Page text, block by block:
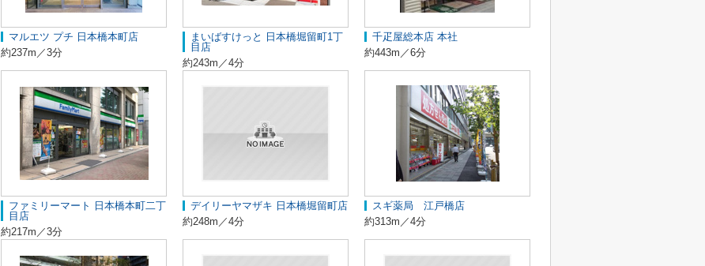
マルエツ プチ 日本橋本町店
約237m／3分
まいばすけっと 日本橋堀留町1丁
目店
約243m／4分
千疋屋総本店 本社
約443m／6分
ファミリーマート 日本橋本町二丁
目店
約217m／3分
デイリーヤマザキ 日本橋堀留町店
約248m／4分
スギ薬局 江戸橋店
約313m／4分